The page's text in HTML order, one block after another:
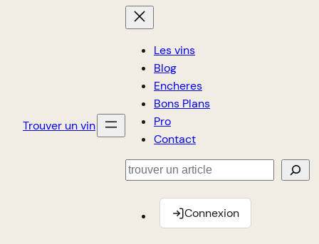
Trouver un vin
Les vins
Blog
Encheres
Bons Plans
Pro
Contact
Rechercher
Connexion